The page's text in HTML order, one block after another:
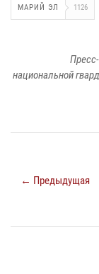
МАРИЙ ЭЛ 1126
национальной
← Предыдущая